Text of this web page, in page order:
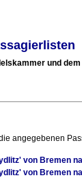
und
angegebenen
von Bremen
von Bremen